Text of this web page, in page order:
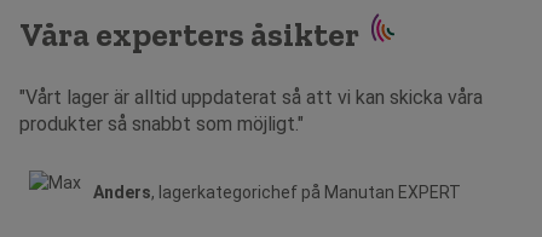
Våra experters åsikter
"Vårt lager är alltid uppdaterat så att vi kan skicka våra
produkter så snabbt som möjligt."
Anders, lagerkategorichef på Manutan EXPERT